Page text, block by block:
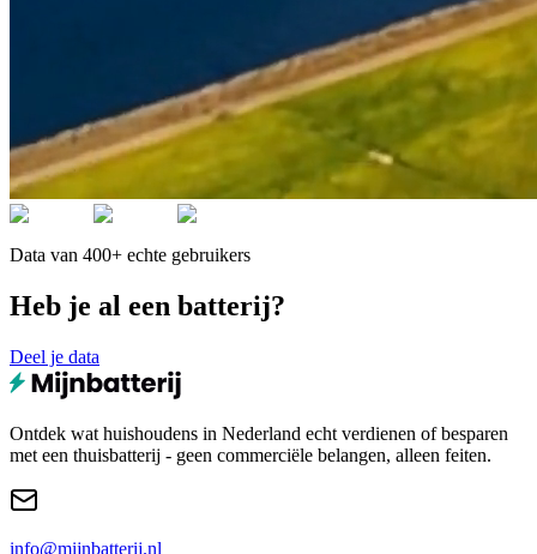
Data van 400+ echte gebruikers
Heb je al een batterij?
Deel je data
Ontdek wat huishoudens in Nederland echt verdienen of besparen
met een thuisbatterij - geen commerciële belangen, alleen feiten.
info@mijnbatterij.nl